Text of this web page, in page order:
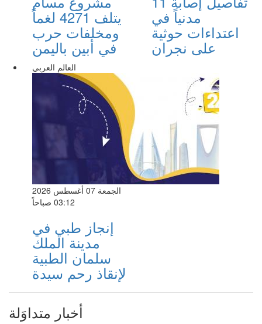
يتلف 4271 لغماً
ومخلفات حرب
في أبين باليمن
مدنياً في
اعتداءات حوثية
على نجران
العالم العربي
الجمعة 07 أغسطس 2026
03:12 صباحاً
إنجاز طبي في
مدينة الملك
سلمان الطبية
لإنقاذ رحم سيدة
أخبار متداوَلة